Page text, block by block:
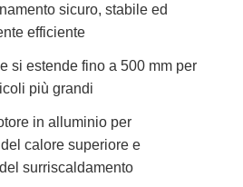
sicuro, stabile ed
efficiente
si estende fino a 500 mm per
più grandi
in alluminio per
calore superiore e
surriscaldamento